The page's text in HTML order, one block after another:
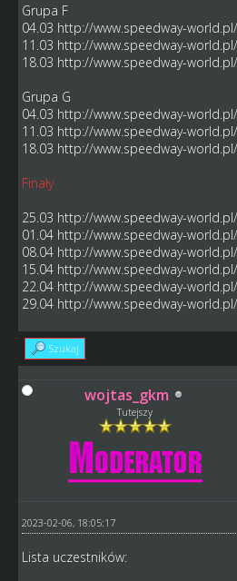
Grupa F
04.03 http://www.speedway-
11.03 http://www.speedway-
18.03 http://www.speedway-
Grupa G
04.03 http://www.speedway-
11.03 http://www.speedway-
18.03 http://www.speedway-
Finały
25.03 http://www.speedway-
01.04 http://www.speedway-
08.04 http://www.speedway-
15.04 http://www.speedway-
22.04 http://www.speedway-
29.04 http://www.speedway-
Szukaj
wojtas_gkm
Tutejszy
2023-02-06, 18:05:17
Lista uczestników: